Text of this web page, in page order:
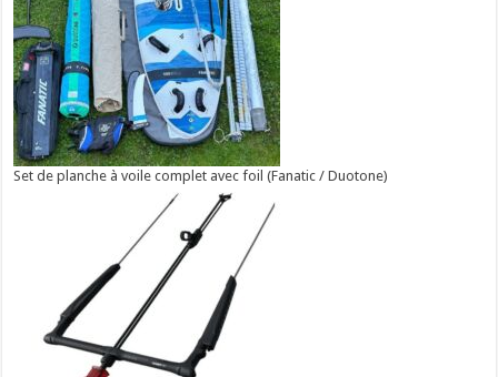
Set de planche à voile complet avec foil (Fanatic / Duotone)